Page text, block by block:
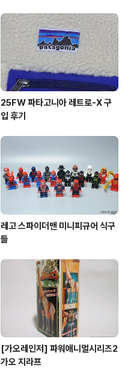
25FW 파타고니아 레트로-X 구
입 후기
레고 스파이더맨 미니피규어 식구
들
[가오레인저] 파워애니멀시리즈2
가오 지라프